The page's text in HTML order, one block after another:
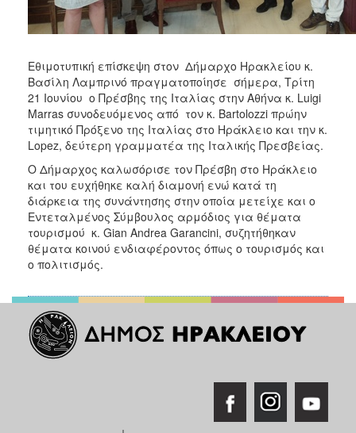
Εθιμοτυπική επίσκεψη στον Δήμαρχο Ηρακλείου κ.
Βασίλη Λαμπρινό πραγματοποίησε σήμερα, Τρίτη
21 Ιουνίου ο Πρέσβης της Ιταλίας στην Αθήνα κ. Luigi
Marras συνοδευόμενος από τον κ. Bartolozzi πρώην
τιμητικό Πρόξενο της Ιταλίας στο Ηράκλειο και την κ.
Lopez, δεύτερη γραμματέα της Ιταλικής Πρεσβείας.
Ο Δήμαρχος καλωσόρισε τον Πρέσβη στο Ηράκλειο
και του ευχήθηκε καλή διαμονή ενώ κατά τη
διάρκεια της συνάντησης στην οποία μετείχε και ο
Εντεταλμένος Σύμβουλος αρμόδιος για θέματα
τουρισμού κ. Gian Andrea Garancini, συζητήθηκαν
θέματα κοινού ενδιαφέροντος όπως ο τουρισμός και
ο πολιτισμός.